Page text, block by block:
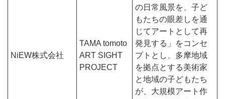
NiEW株式会社
TAMA tomoto
ART SIGHT
PROJECT
の日常風景を、子ど
もたちの眼差しを通
じてアートとして再
発見する」をコンセ
プトとし、多摩地域
を拠点とする美術家
と地域の子どもたち
が、大規模アート作